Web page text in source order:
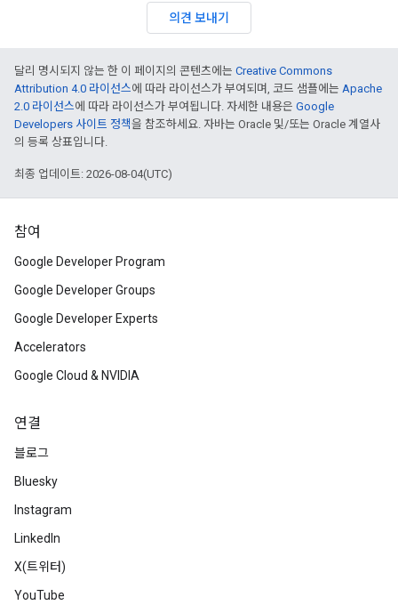
의견 보내기
달리 명시되지 않는 한 이 페이지의 콘텐츠에는 Creative Commons
Attribution 4.0 라이선스에 따라 라이선스가 부여되며, 코드 샘플에는 Apache
2.0 라이선스에 따라 라이선스가 부여됩니다. 자세한 내용은 Google
Developers 사이트 정책을 참조하세요. 자바는 Oracle 및/또는 Oracle 계열사
의 등록 상표입니다.
최종 업데이트: 2026-08-04(UTC)
참여
Google Developer Program
Google Developer Groups
Google Developer Experts
Accelerators
Google Cloud & NVIDIA
연결
블로그
Bluesky
Instagram
LinkedIn
X(트위터)
YouTube